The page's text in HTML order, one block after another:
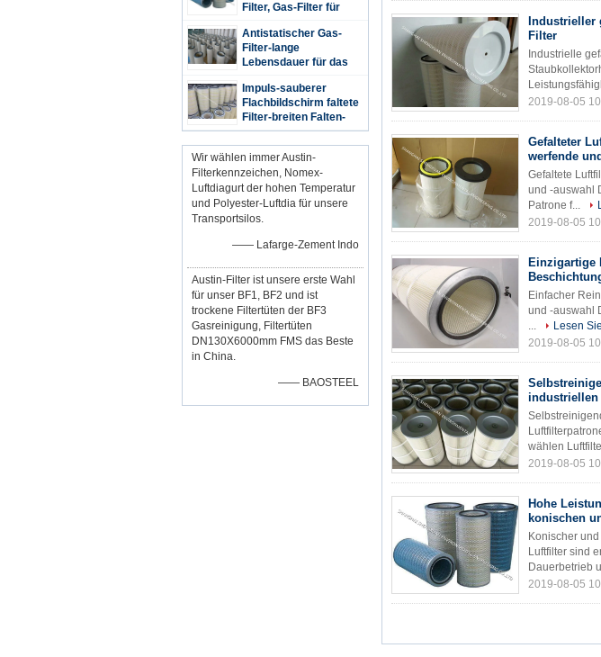
Filter, Gas-Filter für
Antistatischer Gas-
Filter-lange
Lebensdauer für das
Sammeln
Impuls-sauberer
Flachbildschirm faltete
Filter-breiten Falten-
Entwurf mit großem
Entstörungs-Bereich
Wir wählen immer Austin-
Filterkennzeichen, Nomex-
Luftdiagurt der hohen Temperatur
und Polyester-Luftdia für unsere
Transportsilos.
—— Lafarge-Zement Indo
Austin-Filter ist unsere erste Wahl
für unser BF1, BF2 und ist
trockene Filtertüten der BF3
Gasreinigung, Filtertüten
DN130X6000mm FMS das Beste
in China.
—— BAOSTEEL
Industrieller
Filter
Industrielle
2019-08-05
Gefalteter
werfende
Gefaltete
und -auswahl
Patrone f...
2019-08-05
Einzigartige
Einfacher
und -auswahl
...
Lesen
2019-08-05
wählen
2019-08-05
Hohe
konischen
Konischer
Luftfilter sind
Dauerbetrieb
2019-08-05